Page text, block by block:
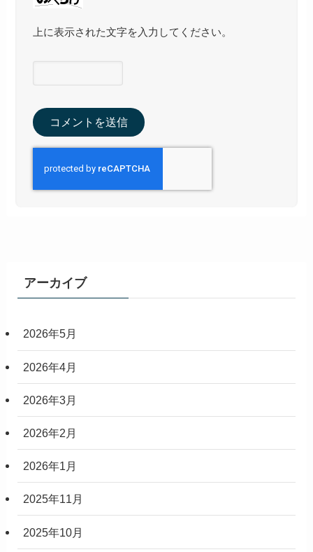
上に表示された文字を入力してください。
アーカイブ
2026年5月
2026年4月
2026年3月
2026年2月
2026年1月
2025年11月
2025年10月